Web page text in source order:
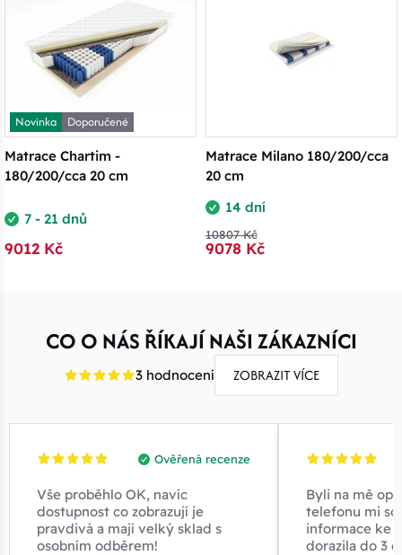
Novinka
Doporučené
Matrace Chartim -
180/200/cca 20 cm
7 - 21 dnů
9012 Kč
Matrace Milano 180/200/cca
20 cm
14 dní
10807 Kč
9078 Kč
CO O NÁS ŘÍKAJÍ NAŠI ZÁKAZNÍCI
3 hodnocení ZOBRAZIT VÍCE
Ověřená recenze
Vše proběhlo OK, navíc
dostupnost co zobrazují je
pravdivá a mají velký sklad s
osobním odběrem!
Byli na mě
telefonu mi
informace ke
dorazila do 3